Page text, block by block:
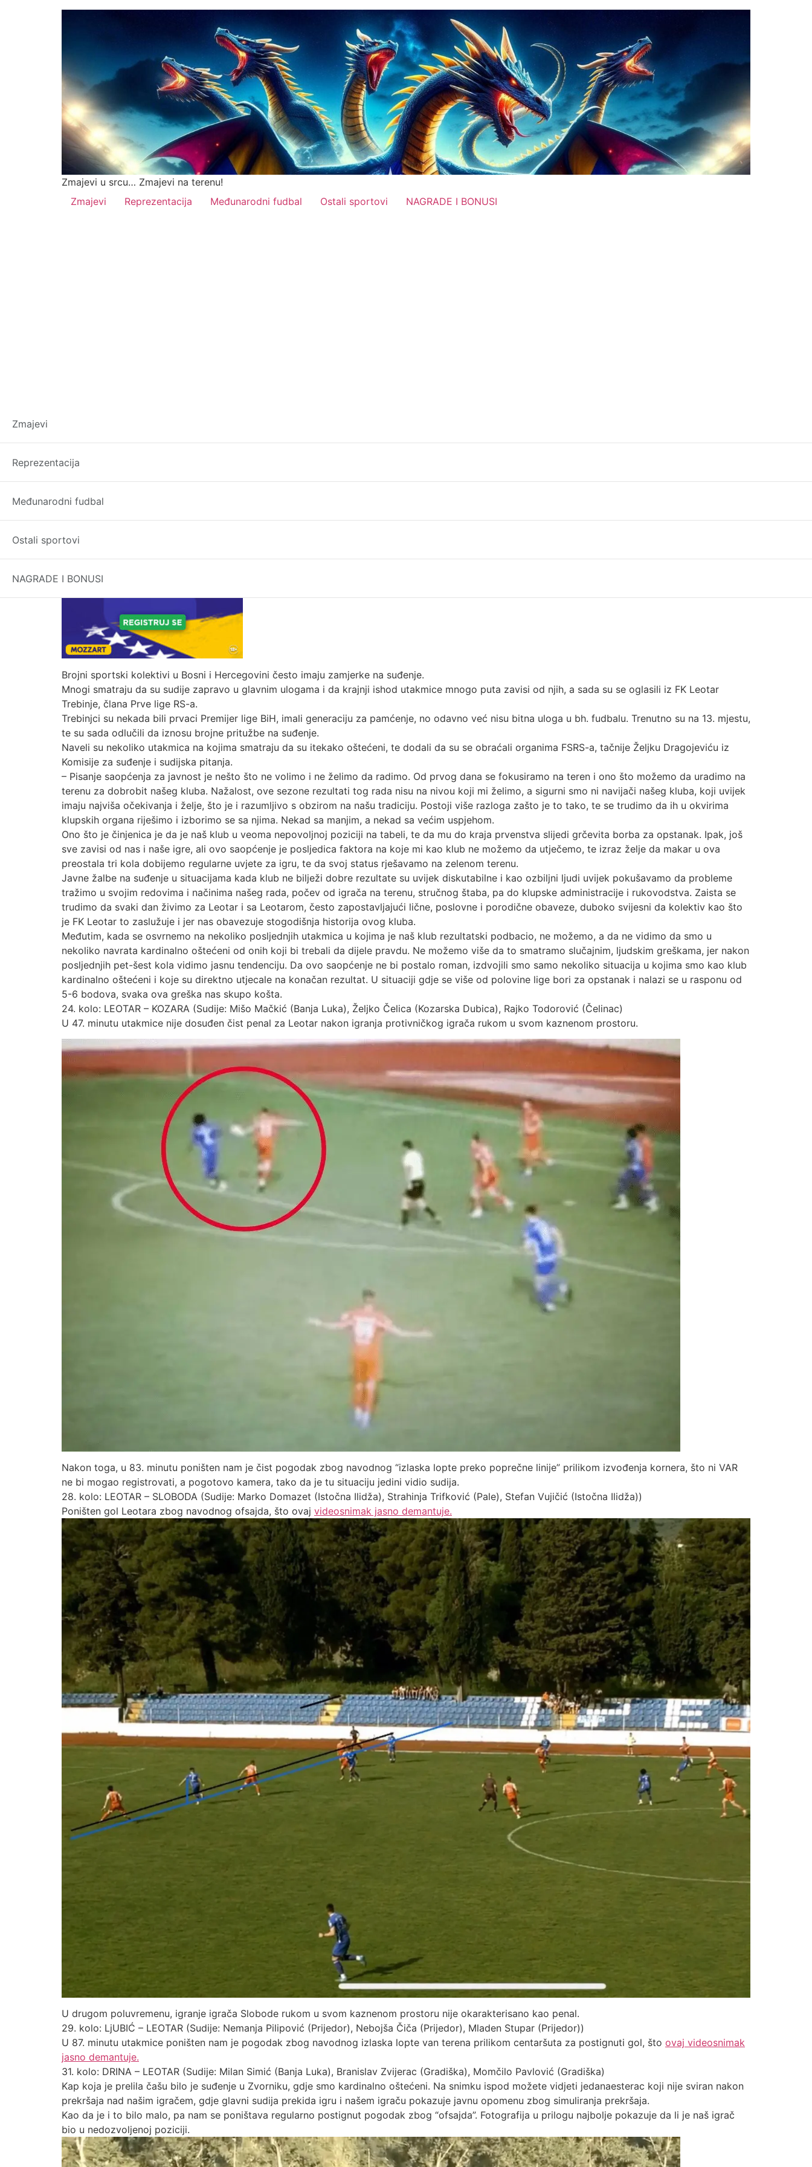
Zmajevi u srcu… Zmajevi na terenu!
Zmajevi
Reprezentacija Međunarodni fudbal Ostali sportovi NAGRADE I BONUSI
Zmajevi
Reprezentacija
Međunarodni fudbal
Ostali sportovi
NAGRADE I BONUSI
opcija, šutnja je saučesništvo
Brojni sportski kolektivi u Bosni i Hercegovini često imaju zamjerke na suđenje.
Mnogi smatraju da su sudije zapravo u glavnim ulogama i da krajnji ishod utakmice mnogo puta zavisi od njih, a sada su se oglasili iz FK Leotar
Trebinje, člana Prve lige RS-a.
Trebinjci su nekada bili prvaci Premijer lige BiH, imali generaciju za pamćenje, no odavno već nisu bitna uloga u bh. fudbalu. Trenutno su na 13. mjestu,
te su sada odlučili da iznosu brojne pritužbe na suđenje.
Naveli su nekoliko utakmica na kojima smatraju da su itekako oštećeni, te dodali da su se obraćali organima FSRS-a, tačnije Željku Dragojeviću iz
Komisije za suđenje i sudijska pitanja.
– Pisanje saopćenja za javnost je nešto što ne volimo i ne želimo da radimo. Od prvog dana se fokusiramo na teren i ono što možemo da uradimo na
terenu za dobrobit našeg kluba. Nažalost, ove sezone rezultati tog rada nisu na nivou koji mi želimo, a sigurni smo ni navijači našeg kluba, koji uvijek
imaju najviša očekivanja i želje, što je i razumljivo s obzirom na našu tradiciju. Postoji više razloga zašto je to tako, te se trudimo da ih u okvirima
klupskih organa riješimo i izborimo se sa njima. Nekad sa manjim, a nekad sa većim uspjehom.
Ono što je činjenica je da je naš klub u veoma nepovoljnoj poziciji na tabeli, te da mu do kraja prvenstva slijedi grčevita borba za opstanak. Ipak, još
sve zavisi od nas i naše igre, ali ovo saopćenje je posljedica faktora na koje mi kao klub ne možemo da utječemo, te izraz želje da makar u ova
preostala tri kola dobijemo regularne uvjete za igru, te da svoj status rješavamo na zelenom terenu.
Javne žalbe na suđenje u situacijama kada klub ne bilježi dobre rezultate su uvijek diskutabilne i kao ozbiljni ljudi uvijek pokušavamo da probleme
tražimo u svojim redovima i načinima našeg rada, počev od igrača na terenu, stručnog štaba, pa do klupske administracije i rukovodstva. Zaista se
trudimo da svaki dan živimo za Leotar i sa Leotarom, često zapostavljajući lične, poslovne i porodične obaveze, duboko svijesni da kolektiv kao što
je FK Leotar to zaslužuje i jer nas obavezuje stogodišnja historija ovog kluba.
Međutim, kada se osvrnemo na nekoliko posljednjih utakmica u kojima je naš klub rezultatski podbacio, ne možemo, a da ne vidimo da smo u
nekoliko navrata kardinalno oštećeni od onih koji bi trebali da dijele pravdu. Ne možemo više da to smatramo slučajnim, ljudskim greškama, jer nakon
posljednjih pet-šest kola vidimo jasnu tendenciju. Da ovo saopćenje ne bi postalo roman, izdvojili smo samo nekoliko situacija u kojima smo kao klub
kardinalno oštećeni i koje su direktno utjecale na konačan rezultat. U situaciji gdje se više od polovine lige bori za opstanak i nalazi se u rasponu od
5-6 bodova, svaka ova greška nas skupo košta.
24. kolo: LEOTAR – KOZARA (Sudije: Mišo Mačkić (Banja Luka), Željko Čelica (Kozarska Dubica), Rajko Todorović (Čelinac)
U 47. minutu utakmice nije dosuđen čist penal za Leotar nakon igranja protivničkog igrača rukom u svom kaznenom prostoru.
Nakon toga, u 83. minutu poništen nam je čist pogodak zbog navodnog “izlaska lopte preko poprečne linije” prilikom izvođenja kornera, što ni VAR
ne bi mogao registrovati, a pogotovo kamera, tako da je tu situaciju jedini vidio sudija.
28. kolo: LEOTAR – SLOBODA (Sudije: Marko Domazet (Istočna Ilidža), Strahinja Trifković (Pale), Stefan Vujičić (Istočna Ilidža))
Poništen gol Leotara zbog navodnog ofsajda, što ovaj videosnimak jasno demantuje.
U drugom poluvremenu, igranje igrača Slobode rukom u svom kaznenom prostoru nije okarakterisano kao penal.
29. kolo: LjUBIĆ – LEOTAR (Sudije: Nemanja Pilipović (Prijedor), Nebojša Čiča (Prijedor), Mladen Stupar (Prijedor))
U 87. minutu utakmice poništen nam je pogodak zbog navodnog izlaska lopte van terena prilikom centaršuta za postignuti gol, što ovaj videosnimak
jasno demantuje.
31. kolo: DRINA – LEOTAR (Sudije: Milan Simić (Banja Luka), Branislav Zvijerac (Gradiška), Momčilo Pavlović (Gradiška)
Kap koja je prelila čašu bilo je suđenje u Zvorniku, gdje smo kardinalno oštećeni. Na snimku ispod možete vidjeti jedanaesterac koji nije sviran nakon
prekršaja nad našim igračem, gdje glavni sudija prekida igru i našem igraču pokazuje javnu opomenu zbog simuliranja prekršaja.
Kao da je i to bilo malo, pa nam se poništava regularno postignut pogodak zbog “ofsajda”. Fotografija u prilogu najbolje pokazuje da li je naš igrač
bio u nedozvoljenoj poziciji.